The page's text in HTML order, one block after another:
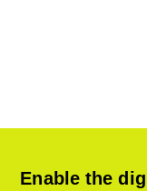
Enable the